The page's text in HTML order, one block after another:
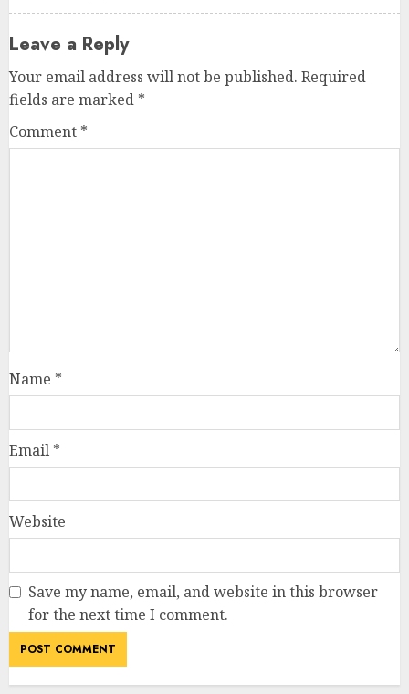
Leave a Reply
Your email address will not be published. Required
fields are marked *
Comment *
Name *
Email *
Website
Save my name, email, and website in this browser
for the next time I comment.